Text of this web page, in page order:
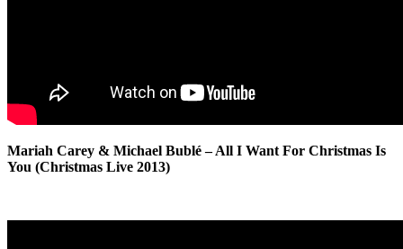
Mariah Carey & Michael Bublé – All I Want For Christmas Is
You (Christmas Live 2013)